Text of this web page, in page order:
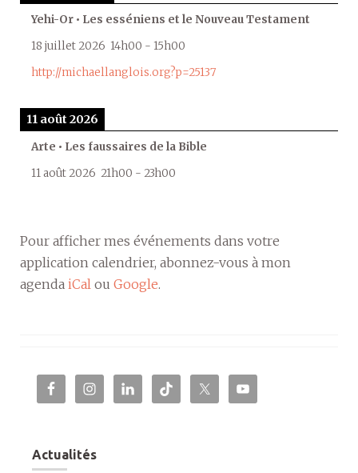
Yehi-Or • Les esséniens et le Nouveau Testament
18 juillet 2026 14h00 - 15h00
http://michaellanglois.org?p=25137
11 août 2026
Arte • Les faussaires de la Bible
11 août 2026 21h00 - 23h00
Pour afficher mes événements dans votre
application calendrier, abonnez-vous à mon
agenda iCal ou Google.
Actualités